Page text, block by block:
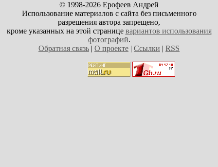
© 1998-2026 Ерофеев Андрей
Использование материалов с сайта без письменного
разрешения автора запрещено,
кроме указанных на этой странице вариантов использования
фотографий.
Обратная связь | О проекте | Ссылки | RSS